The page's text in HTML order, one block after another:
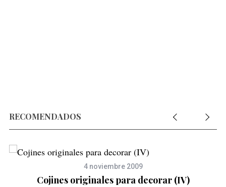
RECOMENDADOS
4 noviembre 2009
Cojines originales para decorar (IV)